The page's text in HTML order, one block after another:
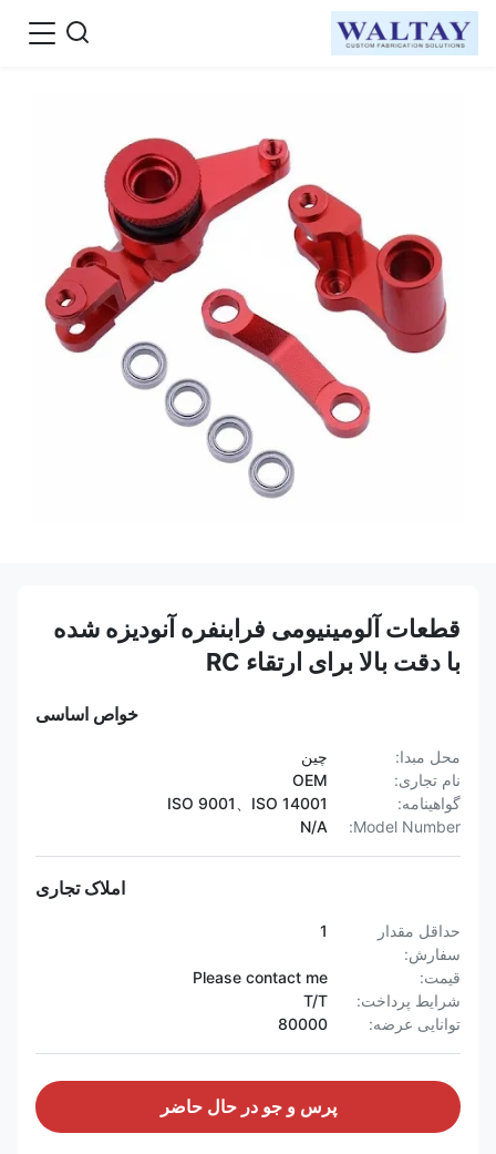
قطعات آلومینیومی فرابنفره آنودیزه شده
با دقت بالا برای ارتقاء RC
خواص اساسی
محل مبدا:
چین
نام تجاری:
OEM
گواهینامه:
ISO 9001、ISO 14001
Model Number:
N/A
املاک تجاری
حداقل مقدار
سفارش:
1
قیمت:
Please contact me
شرایط پرداخت:
T/T
توانایی عرضه:
80000
پرس و جو در حال حاضر